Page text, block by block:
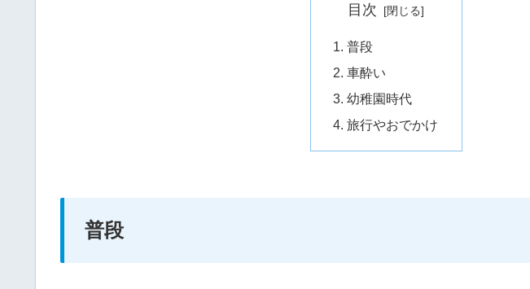
目次
普段
車酔い
幼稚園時代
旅行やおでかけ
普段